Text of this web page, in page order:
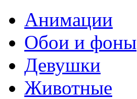
Анимации
Обои и фоны
Девушки
Животные